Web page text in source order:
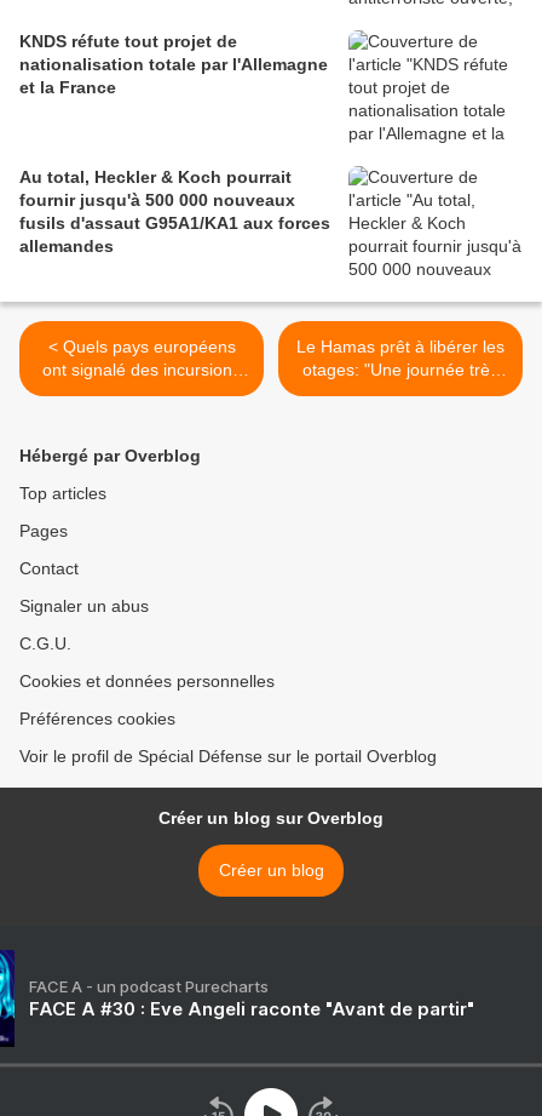
KNDS réfute tout projet de
nationalisation totale par l'Allemagne
et la France
Au total, Heckler & Koch pourrait
fournir jusqu'à 500 000 nouveaux
fusils d'assaut G95A1/KA1 aux forces
allemandes
< Quels pays européens
ont signalé des incursions
de drones dans leur espace
Le Hamas prêt à libérer les
otages: "Une journée très
spéciale", se félicite Trump
Hébergé par Overblog
Top articles
Pages
Contact
Signaler un abus
C.G.U.
Cookies et données personnelles
Préférences cookies
Voir le profil de Spécial Défense sur le portail Overblog
Créer un blog sur Overblog
Créer un blog
FACE A - un podcast Purecharts
FACE A #30 : Eve Angeli raconte "Avant de partir"